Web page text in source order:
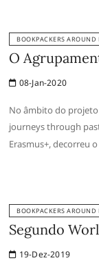
BOOKPACKERS AROUND
O
08-Jan-2020
No âmbito do projeto
journeys through
Erasmus+, decorreu
BOOKPACKERS AROUND
Segundo
19-Dez-2019